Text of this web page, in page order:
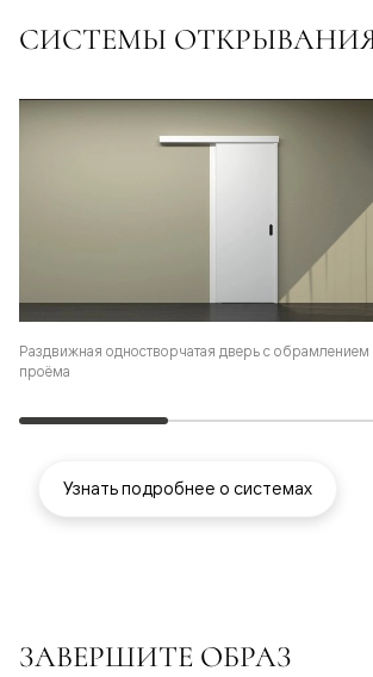
СИСТЕМЫ
Раздвижная одностворчатая дверь с обрамлением
проёма
Узнать подробнее о системах
ЗАВЕРШИТЕ ОБРАЗ